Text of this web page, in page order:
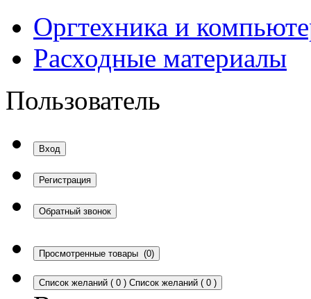
Оргтехника и
Расходные материалы
Пользователь
Вход
Регистрация
Обратный звонок
Просмотренные товары (0)
Список желаний ( 0 ) Список желаний ( 0 )